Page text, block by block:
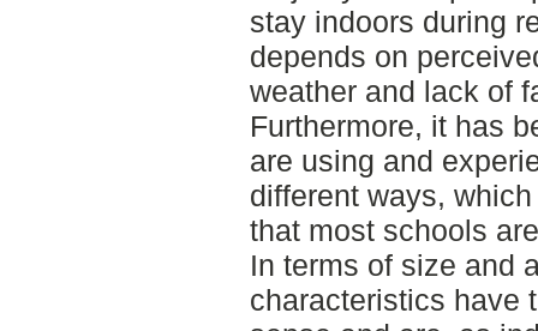
stay indoors during
depends on
weather and lack of
Furthermore, it has
are using and
different ways,
that most schools
In terms of size and
characteristics have